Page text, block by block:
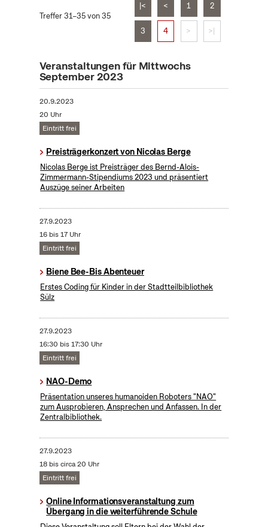
Treffer 31–35 von 35
|< < 1 2
3 4 > >|
Veranstaltungen für Mittwochs
September 2023
20.9.2023
20 Uhr
Eintritt frei
Preisträgerkonzert von Nicolas Berge
Nicolas Berge ist Preisträger des Bernd-Alois-
Zimmermann-Stipendiums 2023 und präsentiert
Auszüge seiner Arbeiten
27.9.2023
16 bis 17 Uhr
Eintritt frei
Biene Bee-Bis Abenteuer
Erstes Coding für Kinder in der Stadtteilbibliothek
Sülz
27.9.2023
16:30 bis 17:30 Uhr
Eintritt frei
NAO-Demo
Präsentation unseres humanoiden Roboters "NAO"
zum Ausprobieren, Ansprechen und Anfassen. In der
Zentralbibliothek.
27.9.2023
18 bis circa 20 Uhr
Eintritt frei
Online Informationsveranstaltung zum
Übergang in die weiterführende Schule